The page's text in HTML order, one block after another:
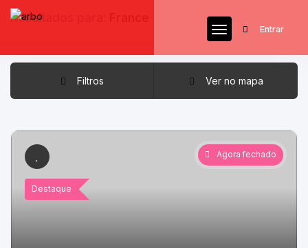
Entrar
Resultados para:
Filtros Ver no mapa
Destaque
Agora fechado